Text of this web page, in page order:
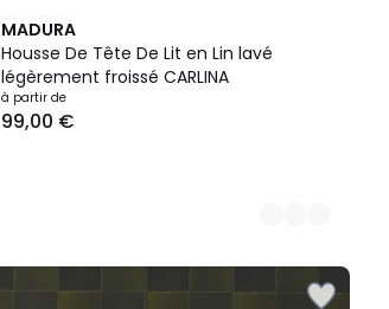
MADURA
Housse De Tête De Lit en Lin lavé
légèrement froissé CARLINA
à partir de
99,00 €
8
Couleurs